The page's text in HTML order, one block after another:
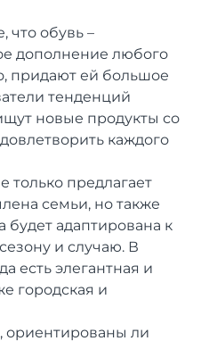
обувь –
дополнение любого
придают ей большое
тенденций
новые продукты со
каждого
только предлагает
семьи, но также
будет адаптирована к
и случаю. В
есть элегантная и
городская и
ориентированы ли